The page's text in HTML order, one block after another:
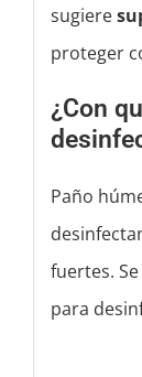
sugiere
proteger
¿Con
Paño
fuertes.
para